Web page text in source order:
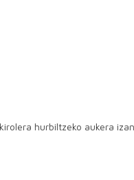
hurbiltzeko aukera